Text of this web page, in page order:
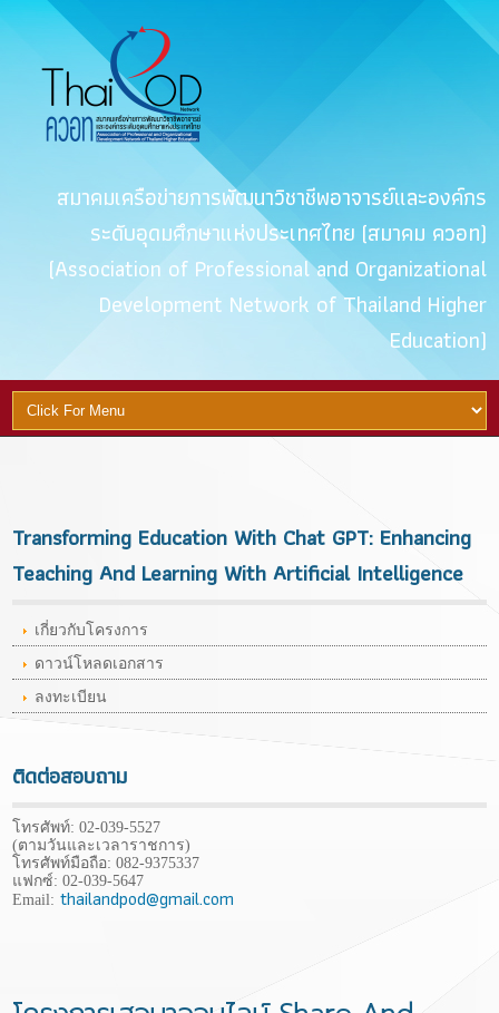
สมาคมเครือข่ายการพัฒนาวิชาชีพอาจารย์และองค์กร
ระดับอุดมศึกษาแห่งประเทศไทย (สมาคม ควอท)
(Association of Professional and Organizational
Development Network of Thailand Higher
Education)
Transforming Education With Chat GPT: Enhancing
Teaching And Learning With Artificial Intelligence
เกี่ยวกับโครงการ
ดาวน์โหลดเอกสาร
ลงทะเบียน
ติดต่อสอบถาม
โทรศัพท์: 02-039-5527
(ตามวันและเวลาราชการ)
โทรศัพท์มือถือ: 082-9375337
แฟกซ์: 02-039-5647
Email: thailandpod@gmail.com